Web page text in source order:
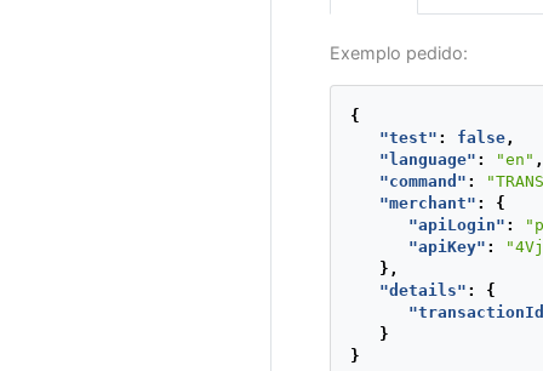
},
},
"isTest"
Exemplo pedido:
{
"test" : false,
"language" : "en" ,
"command" :
"merchant" :
{
"apiLogin" :
"apiKey" :
},
"details" :
{
}
}